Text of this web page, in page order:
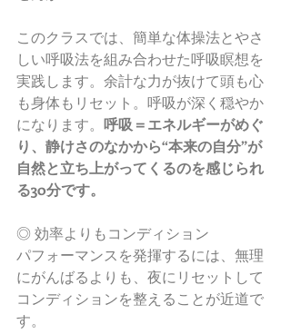
このクラスでは、簡単な体操法とやさ
しい呼吸法を組み合わせた呼吸瞑想を
実践します。余計な力が抜けて頭も心
も身体もリセット。呼吸が深く穏やか
になります。 呼吸＝エネルギーがめぐ
り、静けさのなかから“本来の自分”が
自然と立ち上がってくるのを感じられ
る30分です。
◎ 効率よりもコンディション
パフォーマンスを発揮するには、無理
にがんばるよりも、夜にリセットして
コンディションを整えることが近道で
す。